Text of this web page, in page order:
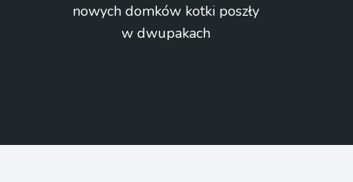
nowych domków kotki poszły
w dwupakach